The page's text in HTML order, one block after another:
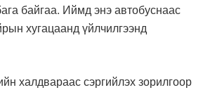
байгаа. Иймд энэ автобуснаас
хугацаанд үйлчилгээнд
халдвараас сэргийлэх зорилгоор